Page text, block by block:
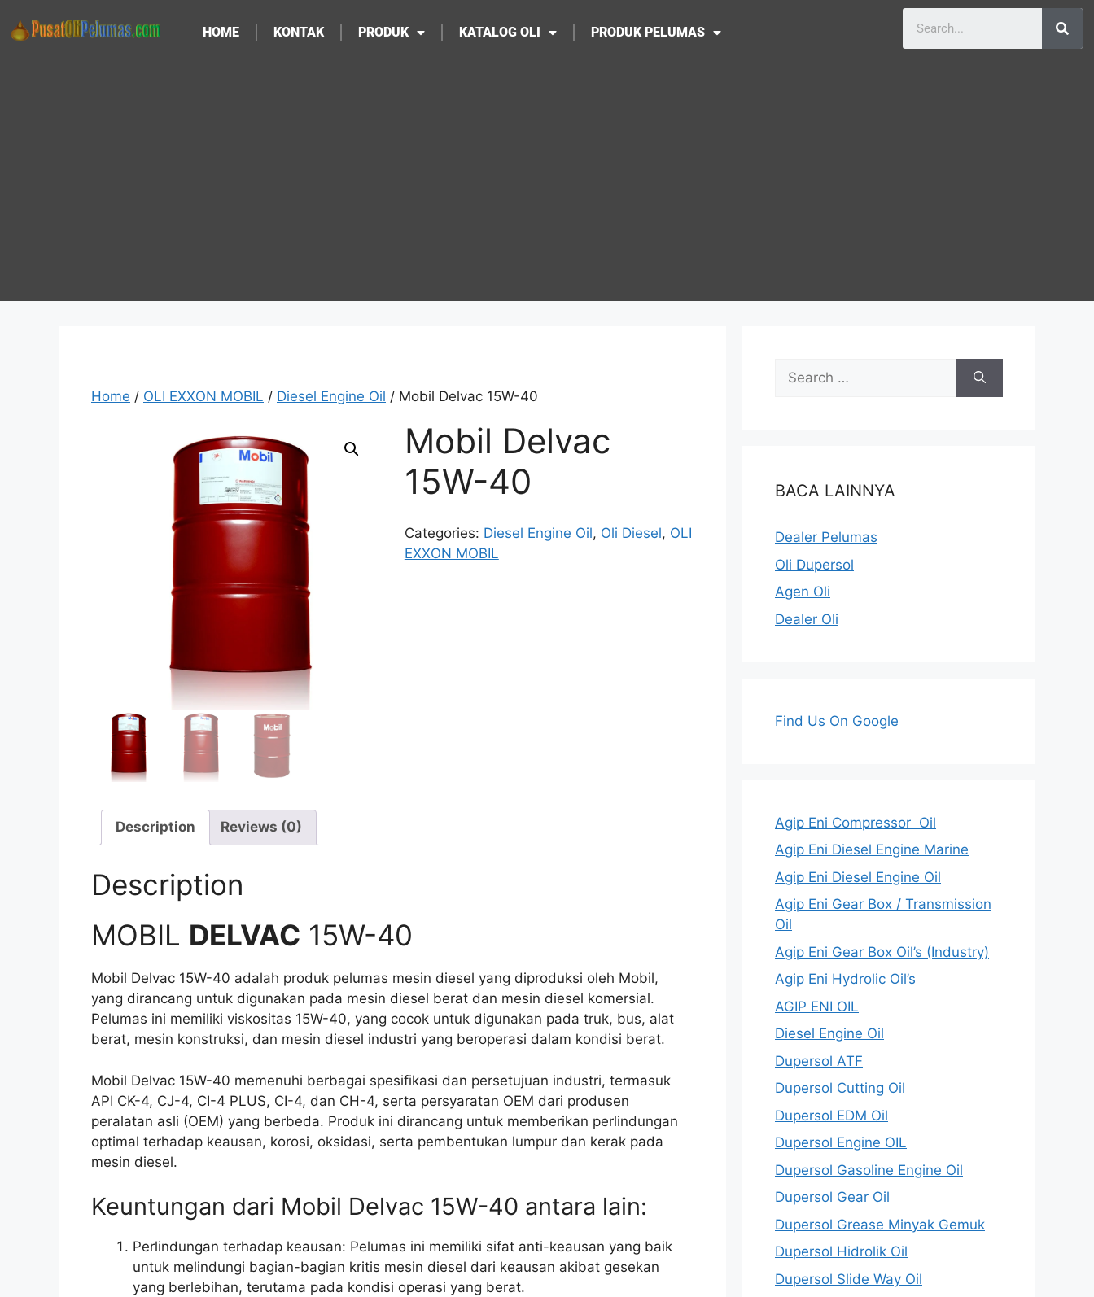
HOME KONTAK PRODUK KATALOG OLI PRODUK PELUMAS
Home / OLI EXXON MOBIL / Diesel Engine Oil / Mobil Delvac 15W-40
Mobil Delvac
15W-40
Categories: Diesel Engine Oil, Oli Diesel, OLI
EXXON MOBIL
Description Reviews (0)
Description
MOBIL DELVAC 15W-40
Mobil Delvac 15W-40 adalah produk pelumas mesin diesel yang diproduksi oleh Mobil,
yang dirancang untuk digunakan pada mesin diesel berat dan mesin diesel komersial.
Pelumas ini memiliki viskositas 15W-40, yang cocok untuk digunakan pada truk, bus, alat
berat, mesin konstruksi, dan mesin diesel industri yang beroperasi dalam kondisi berat.
Mobil Delvac 15W-40 memenuhi berbagai spesifikasi dan persetujuan industri, termasuk
API CK-4, CJ-4, CI-4 PLUS, CI-4, dan CH-4, serta persyaratan OEM dari produsen
peralatan asli (OEM) yang berbeda. Produk ini dirancang untuk memberikan perlindungan
optimal terhadap keausan, korosi, oksidasi, serta pembentukan lumpur dan kerak pada
mesin diesel.
Keuntungan dari Mobil Delvac 15W-40 antara lain:
Perlindungan terhadap keausan: Pelumas ini memiliki sifat anti-keausan yang baik
untuk melindungi bagian-bagian kritis mesin diesel dari keausan akibat gesekan
yang berlebihan, terutama pada kondisi operasi yang berat.
BACA LAINNYA
Dealer Pelumas
Oli Dupersol
Agen Oli
Dealer Oli
Find Us On Google
Agip Eni Compressor Oil
Agip Eni Diesel Engine Marine
Agip Eni Diesel Engine Oil
Agip Eni Gear Box / Transmission
Oil
Agip Eni Gear Box Oil’s (Industry)
Agip Eni Hydrolic Oil’s
AGIP ENI OIL
Diesel Engine Oil
Dupersol ATF
Dupersol Cutting Oil
Dupersol EDM Oil
Dupersol Engine OIL
Dupersol Gasoline Engine Oil
Dupersol Gear Oil
Dupersol Grease Minyak Gemuk
Dupersol Hidrolik Oil
Dupersol Slide Way Oil